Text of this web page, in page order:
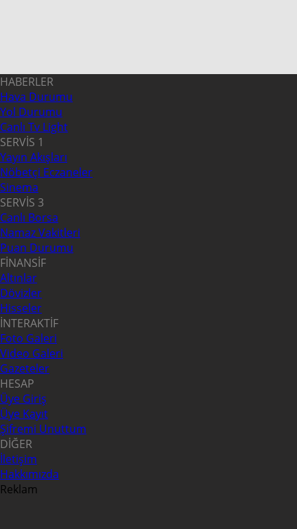
HABERLER
Hava Durumu
Yol Durumu
Canlı Tv Light
SERVİS 1
Yayın Akışları
Nöbetçi Eczaneler
Sinema
SERVİS 3
Canlı Borsa
Namaz Vakitleri
Puan Durumu
FİNANSİF
Altınlar
Dövizler
Hisseler
İNTERAKTİF
Foto Galeri
Video Galeri
Gazeteler
HESAP
Üye Giriş
Üye Kayıt
Şifremi Unuttum
DİĞER
İletişim
Hakkımızda
Reklam